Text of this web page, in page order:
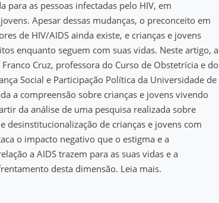
para as pessoas infectadas pelo HIV, em
Apesar dessas mudanças, o preconceito em
de HIV/AIDS ainda existe, e crianças e jovens
enquanto seguem com suas vidas. Neste artigo, a
Cruz, professora do Curso de Obstetrícia e do
Social e Participação Política da Universidade de
a compreensão sobre crianças e jovens vivendo
da análise de uma pesquisa realizada sobre
desinstitucionalização de crianças e jovens com
o impacto negativo que o estigma e a
a AIDS trazem para as suas vidas e a
desta dimensão. Leia mais.